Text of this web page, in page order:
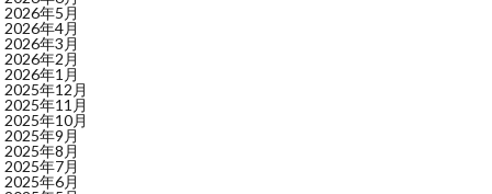
2026年5月
2026年4月
2026年3月
2026年2月
2026年1月
2025年12月
2025年11月
2025年10月
2025年9月
2025年8月
2025年7月
2025年6月